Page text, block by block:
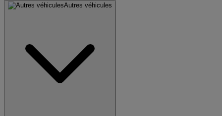
Autres véhicules